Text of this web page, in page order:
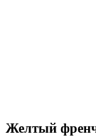
Желтый френч